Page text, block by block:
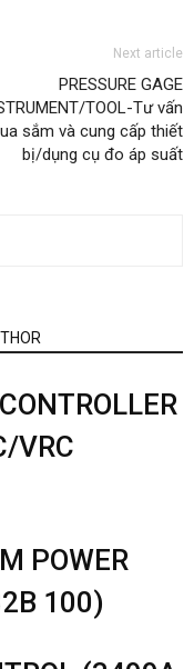
Next article
PRESSURE GAGE
TOOL-Tư vấn
sắm và cung cấp thiết
bị/dụng cụ đo áp suất
VRC
POWER
100)